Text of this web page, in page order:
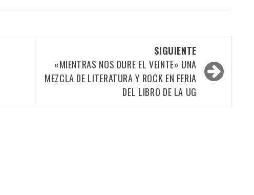
SIGUIENTE
«MIENTRAS NOS DURE EL VEINTE» UNA
MEZCLA DE LITERATURA Y ROCK EN FERIA
DEL LIBRO DE LA UG